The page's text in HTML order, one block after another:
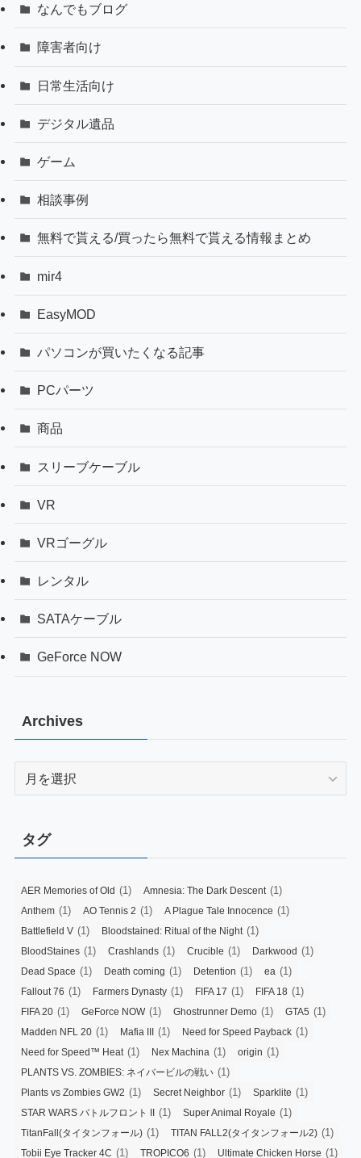
なんでもブログ
障害者向け
日常生活向け
デジタル遺品
ゲーム
相談事例
無料で貰える/買ったら無料で貰える情報まとめ
mir4
EasyMOD
パソコンが買いたくなる記事
PCパーツ
商品
スリーブケーブル
VR
VRゴーグル
レンタル
SATAケーブル
GeForce NOW
Archives
Archives
タグ
AER Memories of Old (1) Amnesia: The Dark Descent (1)
Anthem (1) AO Tennis 2 (1) A Plague Tale Innocence (1)
Battlefield V (1) Bloodstained: Ritual of the Night (1)
BloodStaines (1) Crashlands (1) Crucible (1) Darkwood (1)
Dead Space (1) Death coming (1) Detention (1) ea (1)
Fallout 76 (1) Farmers Dynasty (1) FIFA 17 (1) FIFA 18 (1)
FIFA 20 (1) GeForce NOW(1) Ghostrunner Demo (1) GTA5 (1)
Madden NFL 20 (1) Mafia III (1) Need for Speed Payback (1)
Need for Speed™ Heat (1) Nex Machina (1) origin (1)
PLANTS VS. ZOMBIES: ネイバービルの戦い (1)
Plants vs Zombies GW2 (1) Secret Neighbor (1) Sparklite (1)
STAR WARS バトルフロント II (1) Super Animal Royale (1)
TitanFall(タイタンフォール) (1) TITAN FALL2(タイタンフォール2) (1)
Tobii Eye Tracker 4C (1) TROPICO6 (1) Ultimate Chicken Horse (1)